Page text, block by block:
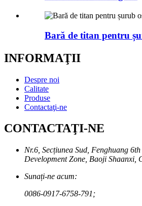
Bară de titan pentru
INFORMAŢII
Despre noi
Calitate
Produse
Contactaţi-ne
CONTACTAŢI-NE
Nr.6, Secțiunea Sud, Fenghuang
Development Zone, Baoji Shaanxi,
Sunați-ne acum:
0086-0917-6758-791;